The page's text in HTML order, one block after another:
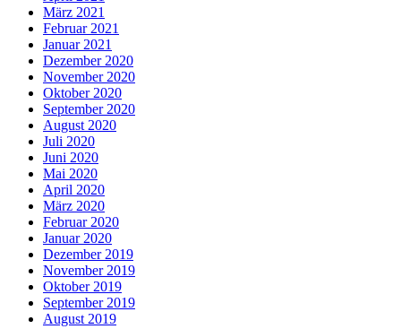
März 2021
Februar 2021
Januar 2021
Dezember 2020
November 2020
Oktober 2020
September 2020
August 2020
Juli 2020
Juni 2020
Mai 2020
April 2020
März 2020
Februar 2020
Januar 2020
Dezember 2019
November 2019
Oktober 2019
September 2019
August 2019